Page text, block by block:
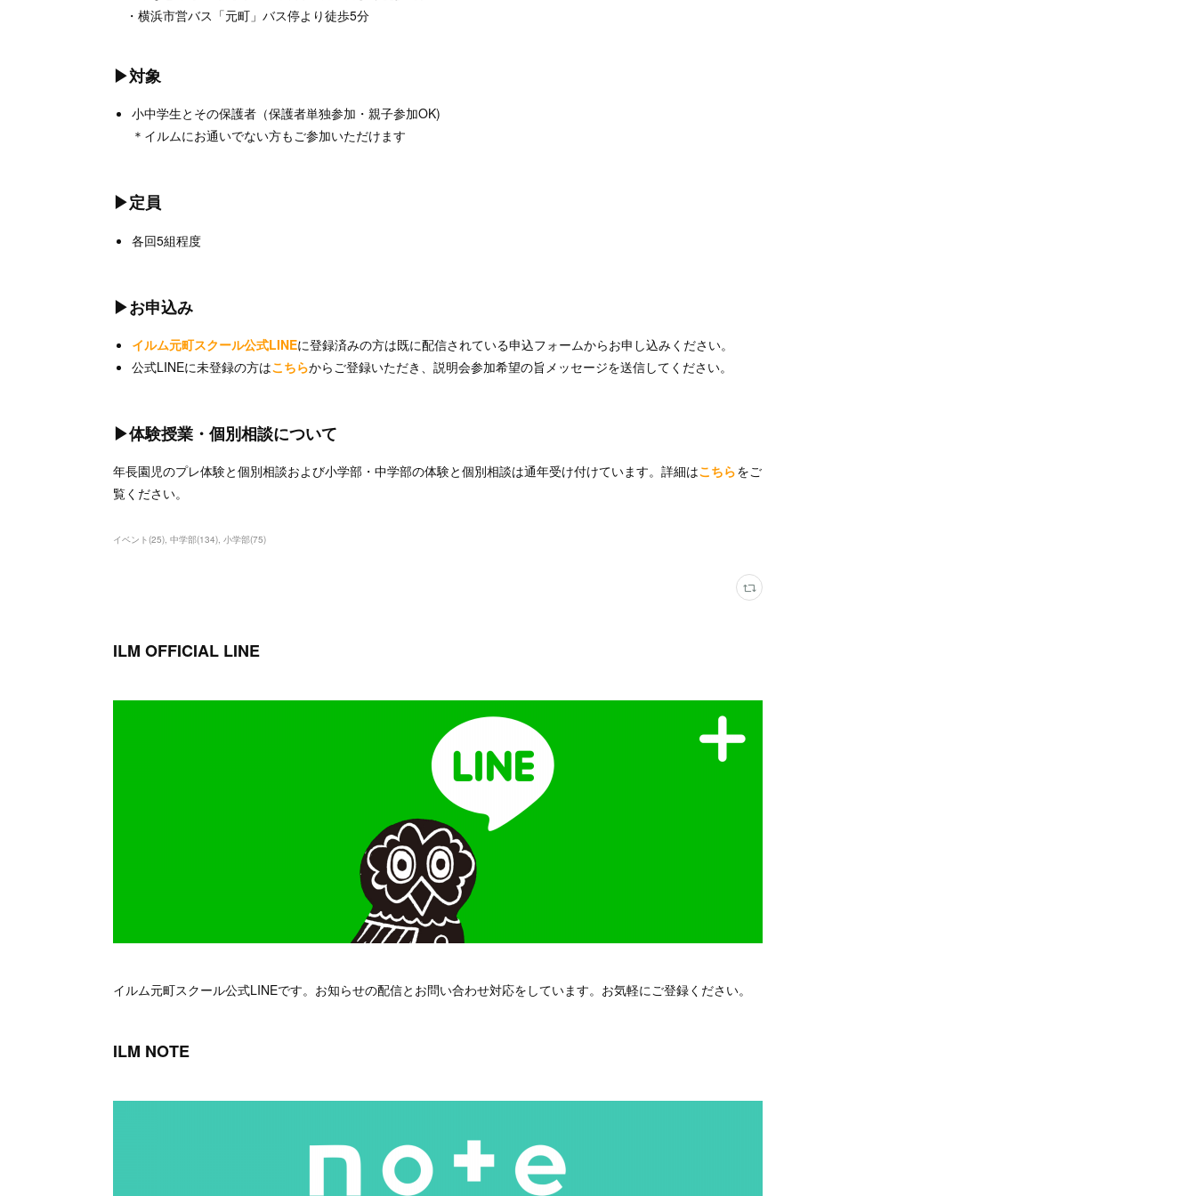
・横浜市営バス「元町」バス停より徒歩5分
▶対象
小中学生とその保護者（保護者単独参加・親子参加OK)
＊イルムにお通いでない方もご参加いただけます
▶定員
各回5組程度
▶お申込み
イルム元町スクール公式LINEに登録済みの方は既に配信されている申込フォームからお申し込みください。
公式LINEに未登録の方はこちらからご登録いただき、説明会参加希望の旨メッセージを送信してください。
▶体験授業・個別相談について
年長園児のプレ体験と個別相談および小学部・中学部の体験と個別相談は通年受け付けています。詳細はこちらをご
覧ください。
イベント(25) 中学部(134) 小学部(75)
ILM OFFICIAL LINE
イルム元町スクール公式LINEです。お知らせの配信とお問い合わせ対応をしています。お気軽にご登録ください。
ILM NOTE